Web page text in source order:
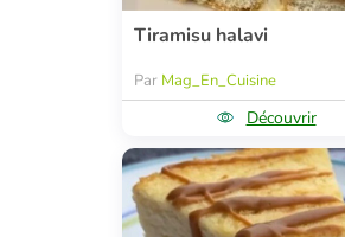
Tiramisu halavi
Par Mag_En_Cuisine
Découvrir